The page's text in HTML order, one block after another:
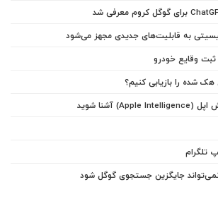
به قابلیت‌های جدیدی مجهز می‌شود
ثبت وقایع خودرو
شده را بازیابی کنیم؟
تلگرام
جایگزین جستجوی گوگل شود